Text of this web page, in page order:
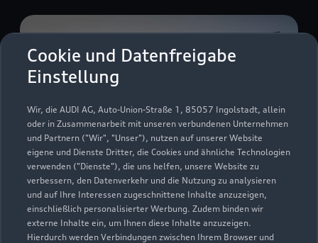
Cookie und Datenfreigabe
Einstellung
Wir, die AUDI AG, Auto-Union-Straße 1, 85057 Ingolstadt, allein
oder in Zusammenarbeit mit unseren verbundenen Unternehmen
und Partnern ("Wir", "Unser"), nutzen auf unserer Website
eigene und Dienste Dritter, die Cookies und ähnliche Technologien
verwenden ("Dienste"), die uns helfen, unsere Website zu
verbessern, den Datenverkehr und die Nutzung zu analysieren
und auf Ihre Interessen zugeschnittene Inhalte anzuzeigen,
einschließlich personalisierter Werbung. Zudem binden wir
externe Inhalte ein, um Ihnen diese Inhalte anzuzeigen.
Hierdurch werden Verbindungen zwischen Ihrem Browser und
Teutonenstraße 11
26723 Emden